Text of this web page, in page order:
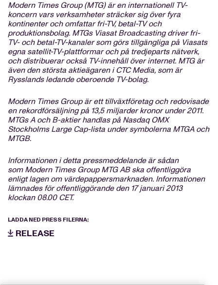
Modern Times Group (MTG) är en internationell TV-
koncern vars verksamheter sträcker sig över fyra
kontinenter och omfattar fri-TV, betal-TV och
produktionsbolag. MTGs Viasat Broadcasting driver fri-
TV- och betal-TV-kanaler som görs tillgängliga på Viasats
egna satellit-TV-plattformar och på tredjeparts nätverk,
och distribuerar också TV-innehåll över internet. MTG är
även den största aktieägaren i CTC Media, som är
Rysslands ledande oberoende TV-bolag.
Modern Times Group är ett tillväxtföretag och redovisade
en rekordförsäljning på 13,5 miljarder kronor under 2011.
MTGs A och B-aktier handlas på Nasdaq OMX
Stockholms Large Cap-lista under symbolerna MTGA och
MTGB.
Informationen i detta pressmeddelande är sådan
som Modern Times Group MTG AB ska offentliggöra
enligt lagen om värdepappersmarknaden. Informationen
lämnades för offentliggörande den 17januari2013
klockan 08.00 CET.
LADDA NED PRESS FILERNA:
RELEASE